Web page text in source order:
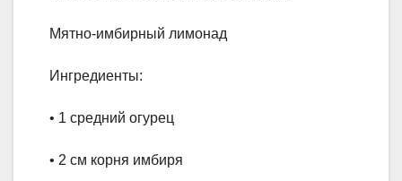
Мятно-имбирный лимонад
Ингредиенты:
• 1 средний огурец
• 2 см корня имбиря